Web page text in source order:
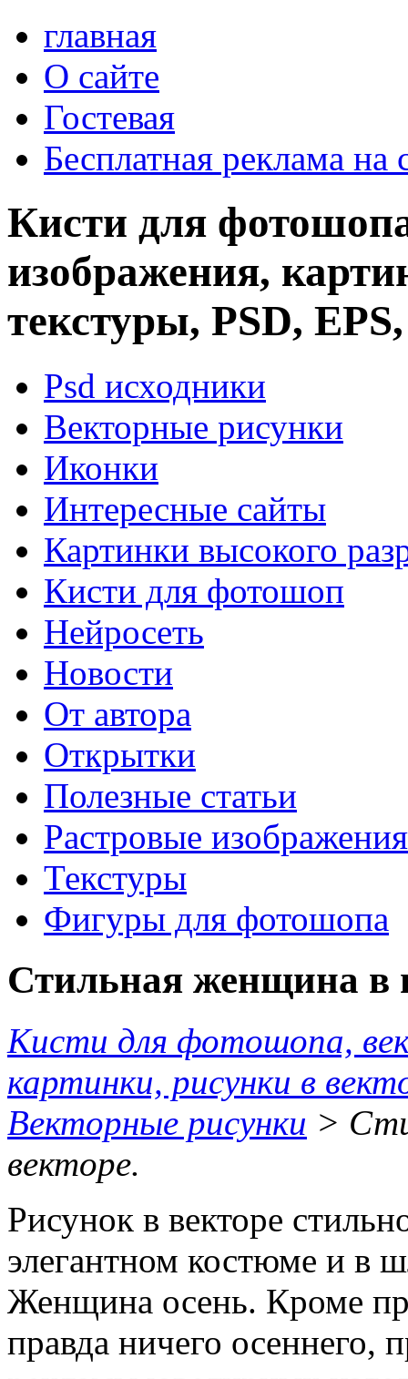
главная
О сайте
Гостевая
Бесплатная реклама на
Кисти для
изображения,
текстуры, PSD,
Psd исходники
Векторные рисунки
Иконки
Интересные сайты
Картинки высокого
Кисти для фотошоп
Нейросеть
Новости
От автора
Открытки
Полезные статьи
Растровые изображения
Текстуры
Фигуры для фотошопа
Стильная женщина в
Кисти для фотошопа,
картинки, рисунки в
Векторные рисунки >
векторе.
Рисунок в векторе
элегантном костюме и в
Женщина осень. Кроме
правда ничего осеннего,